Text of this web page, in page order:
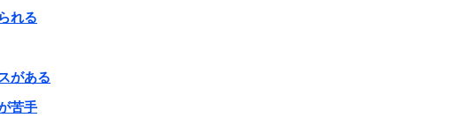
れる
がある
苦手